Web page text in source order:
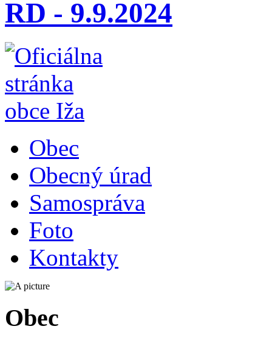
RD - 9.9.2024
Obec
Obecný úrad
Samospráva
Foto
Kontakty
Obec